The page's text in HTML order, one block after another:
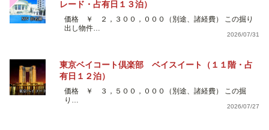
レード・占有日１３泊）
価格 ￥ ２，３００，０００（別途、諸経費） この掘り
出し物件…
2026/07/31
東京ベイコート倶楽部 ベイスイート（１１階・占
有日１２泊）
価格 ￥ ３，５００，０００（別途、諸経費） この掘
り…
2026/07/27